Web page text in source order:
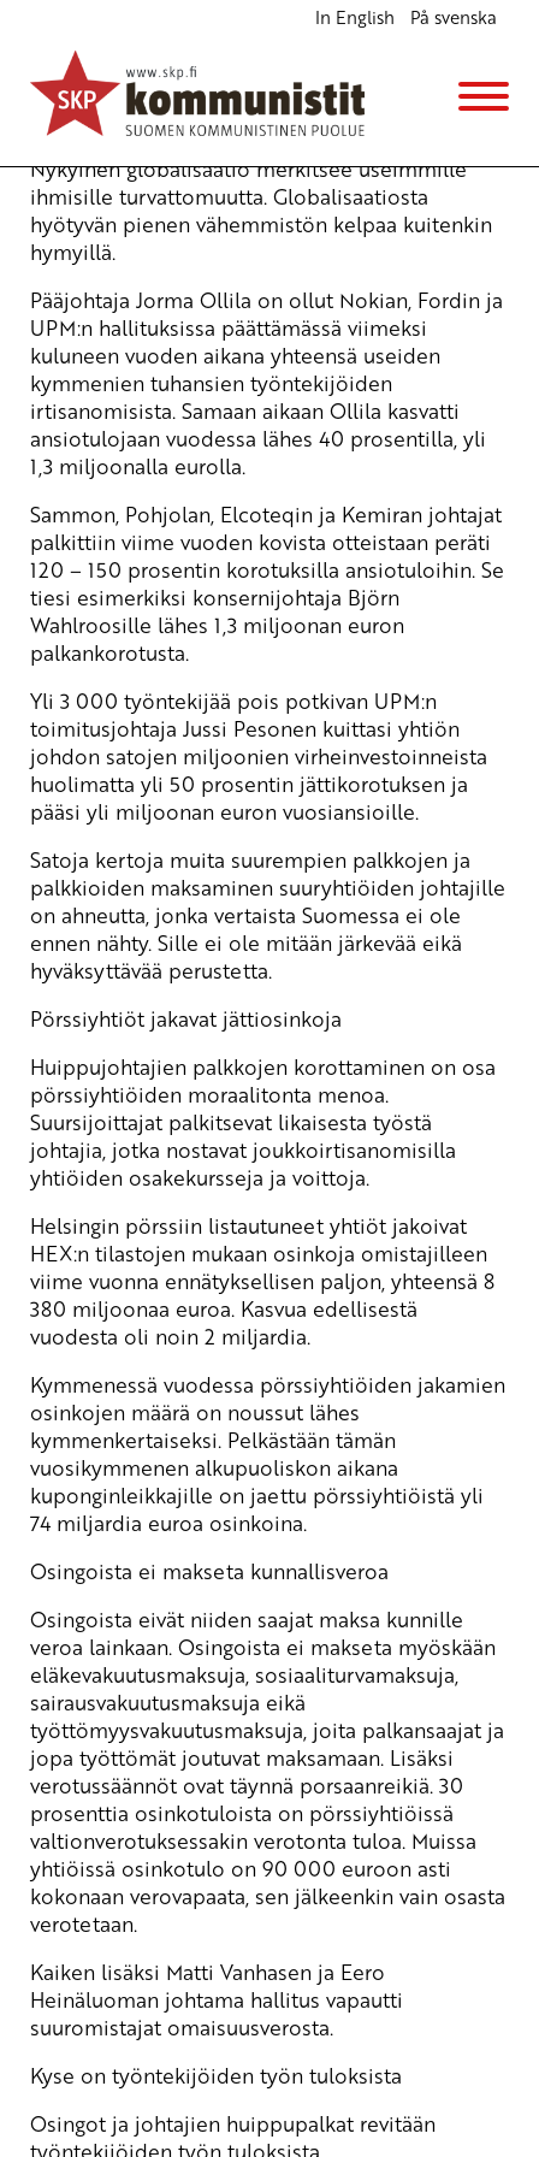
In English På svenska
Jo riittää pörssipelurien ahneus!
Ajankohtaista
15.9.2006 - 11:21
Yrjö Hakanen
Nykyinen globalisaatio merkitsee useimmille
ihmisille turvattomuutta. Globalisaatiosta
hyötyvän pienen vähemmistön kelpaa kuitenkin
hymyillä.
Pääjohtaja Jorma Ollila on ollut Nokian, Fordin ja
UPM:n hallituksissa päättämässä viimeksi
kuluneen vuoden aikana yhteensä useiden
kymmenien tuhansien työntekijöiden
irtisanomisista. Samaan aikaan Ollila kasvatti
ansiotulojaan vuodessa lähes 40 prosentilla, yli
1,3 miljoonalla eurolla.
Sammon, Pohjolan, Elcoteqin ja Kemiran johtajat
palkittiin viime vuoden kovista otteistaan peräti
120 – 150 prosentin korotuksilla ansiotuloihin. Se
tiesi esimerkiksi konsernijohtaja Björn
Wahlroosille lähes 1,3 miljoonan euron
palkankorotusta.
Yli 3 000 työntekijää pois potkivan UPM:n
toimitusjohtaja Jussi Pesonen kuittasi yhtiön
johdon satojen miljoonien virheinvestoinneista
huolimatta yli 50 prosentin jättikorotuksen ja
pääsi yli miljoonan euron vuosiansioille.
Satoja kertoja muita suurempien palkkojen ja
palkkioiden maksaminen suuryhtiöiden johtajille
on ahneutta, jonka vertaista Suomessa ei ole
ennen nähty. Sille ei ole mitään järkevää eikä
hyväksyttävää perustetta.
Pörssiyhtiöt jakavat jättiosinkoja
Huippujohtajien palkkojen korottaminen on osa
pörssiyhtiöiden moraalitonta menoa.
Suursijoittajat palkitsevat likaisesta työstä
johtajia, jotka nostavat joukkoirtisanomisilla
yhtiöiden osakekursseja ja voittoja.
Helsingin pörssiin listautuneet yhtiöt jakoivat
HEX:n tilastojen mukaan osinkoja omistajilleen
viime vuonna ennätyksellisen paljon, yhteensä 8
380 miljoonaa euroa. Kasvua edellisestä
vuodesta oli noin 2 miljardia.
Kymmenessä vuodessa pörssiyhtiöiden jakamien
osinkojen määrä on noussut lähes
kymmenkertaiseksi. Pelkästään tämän
vuosikymmenen alkupuoliskon aikana
kuponginleikkajille on jaettu pörssiyhtiöistä yli
74 miljardia euroa osinkoina.
Osingoista ei makseta kunnallisveroa
Osingoista eivät niiden saajat maksa kunnille
veroa lainkaan. Osingoista ei makseta myöskään
eläkevakuutusmaksuja, sosiaaliturvamaksuja,
sairausvakuutusmaksuja eikä
työttömyysvakuutusmaksuja, joita palkansaajat ja
jopa työttömät joutuvat maksamaan. Lisäksi
verotussäännöt ovat täynnä porsaanreikiä. 30
prosenttia osinkotuloista on pörssiyhtiöissä
valtionverotuksessakin verotonta tuloa. Muissa
yhtiöissä osinkotulo on 90 000 euroon asti
kokonaan verovapaata, sen jälkeenkin vain osasta
verotetaan.
Kaiken lisäksi Matti Vanhasen ja Eero
Heinäluoman johtama hallitus vapautti
suuromistajat omaisuusverosta.
Kyse on työntekijöiden työn tuloksista
Osingot ja johtajien huippupalkat revitään
työntekijöiden työn tuloksista.